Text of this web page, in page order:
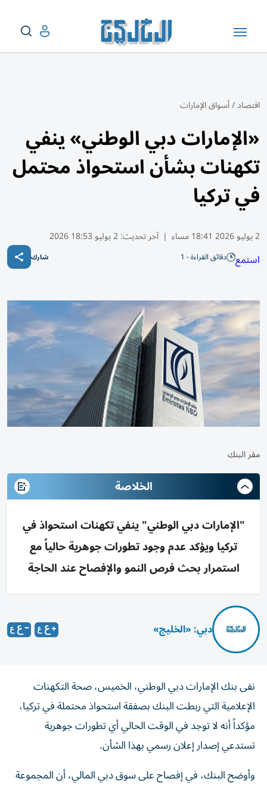
اقتصاد/أسواق الإمارات
«الإمارات دبي الوطني» ينفي
تكهنات بشأن استحواذ محتمل
في تركيا
2 يوليو 2026 18:41 مساء | آخر تحديث:2 يوليو 18:53 2026
استمع دقائق القراءة - 1 شارك
مقر البنك
الخلاصة
"الإمارات دبي الوطني" ينفي تكهنات استحواذ في
تركيا ويؤكد عدم وجود تطورات جوهرية حالياً مع
استمرار بحث فرص النمو والإفصاح عند الحاجة
دبي: «الخليج»
نفى بنك الإمارات دبي الوطني، الخميس، صحة التكهنات
الإعلامية التي ربطت البنك بصفقة استحواذ محتملة في تركيا،
مؤكداً أنه لا توجد في الوقت الحالي أي تطورات جوهرية
تستدعي إصدار إعلان رسمي بهذا الشأن.
وأوضح البنك، في إفصاح على سوق دبي المالي، أن المجموعة